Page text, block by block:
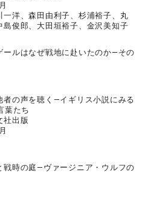
一洋、森田由利子、杉浦裕子、丸
島俊郎、大田垣裕子、金沢美知子
ールはなぜ戦地に赴いたのか―その
者の声を聴く―イギリス小説にみる
葉たち
社出版
戦時の庭―ヴァージニア・ウルフの